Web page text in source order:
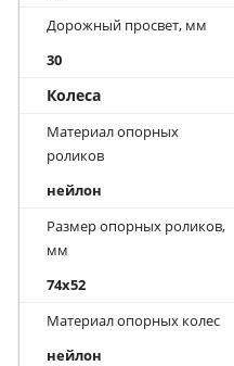
Дорожный просвет, мм
30
Колеса
Материал опорных
роликов
нейлон
Размер опорных роликов,
мм
74x52
Материал опорных колес
нейлон